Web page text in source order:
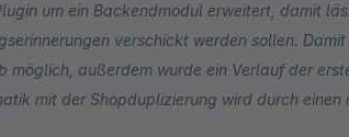
um ein Backendmodul erweitert, damit
verschickt werden sollen.
möglich, außerdem wurde ein Verlauf der
mit der Shopduplizierung wird durch einen
https://github.com/shopware/shopware/pull/